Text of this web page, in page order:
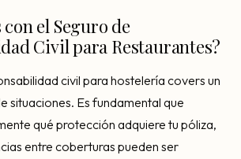
el Seguro de
Civil para Restaurantes?
civil para hostelería covers un
situaciones. Es fundamental que
qué protección adquiere tu póliza,
entre coberturas pueden ser